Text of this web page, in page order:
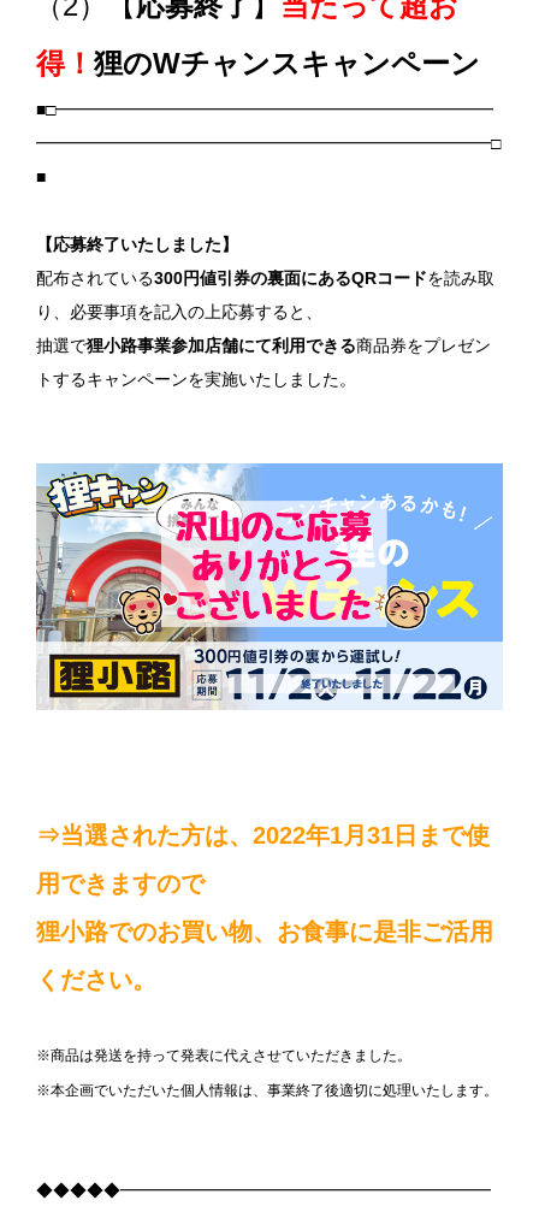
（
得！ 狸のWチャンスキャンペーン
■□━━━━━━━━━━━━━━━━━━━━━━━━━━
━━━━━━━━━━━━━━━━━━━━━━━━━━━□
■
【応募終了いたしました】
配布されている300円値引券の裏面にあるQRコードを読み取
り、必要事項を記入の上応募すると、
抽選で狸小路事業参加店舗にて利用できる商品券をプレゼン
トするキャンペーンを実施いたしました。
⇒当選された方は、2022年1月31日まで使
用できますので
狸小路でのお買い物、お食事に是非ご活用
ください。
※商品は発送を持って発表に代えさせていただきました。
※本企画でいただいた個人情報は、事業終了後適切に処理いたします。
◆◆◆◆◆━━━━━━━━━━━━━━━━━━━━━━